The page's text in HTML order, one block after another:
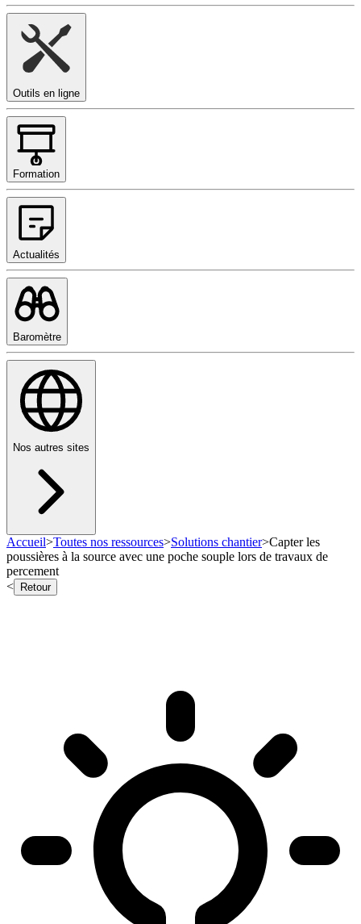
Outils en ligne
Formation
Actualités
Baromètre
Nos autres sites
Accueil>Toutes nos ressources>Solutions chantier>Capter les
poussières à la source avec une poche souple lors de travaux de
percement
<
Retour